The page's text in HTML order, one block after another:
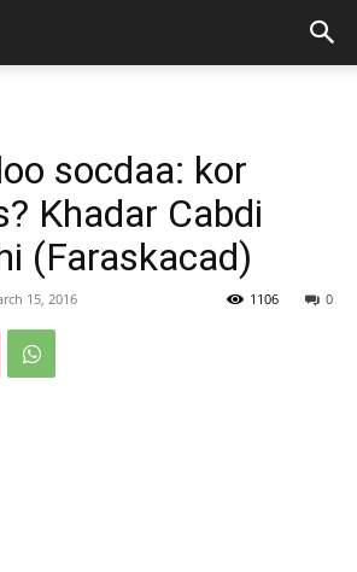
socdaa: kor
Khadar Cabdi
(Faraskacad)
15, 2016 0
1106